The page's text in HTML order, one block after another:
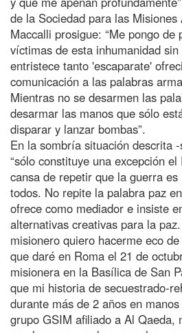
de la Sociedad para las
Maccalli prosigue: “Me pongo de
víctimas de esta inhumanidad
entristece tanto 'escaparate'
comunicación a las palabras
Mientras no se desarmen las
desarmar las manos que sólo
disparar y lanzar bombas”.
En la sombría situación descrita
“sólo constituye una excepción
cansa de repetir que la guerra
todos. No repite la palabra paz
ofrece como mediador e insiste
alternativas creativas para la
misionero quiero hacerme eco
que daré en Roma el 21 de
misionera en la Basílica de San
que mi historia de secuestrado-
durante más de 2 años en
grupo GSIM afiliado a Al Qaeda,